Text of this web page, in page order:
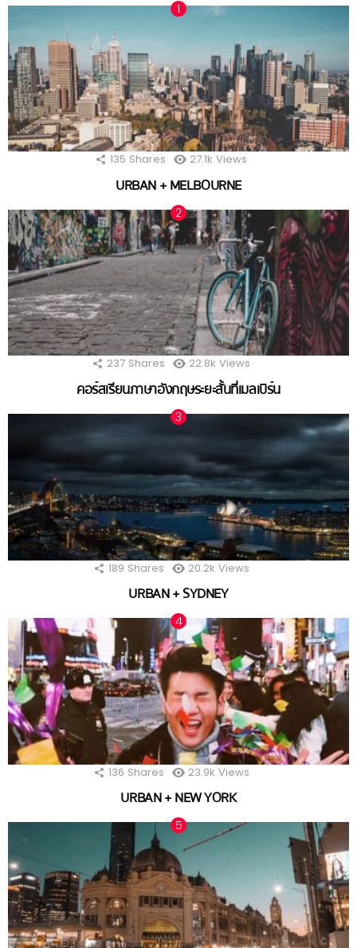
135 Shares 27.1k Views
URBAN + MELBOURNE
237 Shares 22.8k Views
คอร์สเรียนภาษาอังกฤษระยะสั้นที่เมลเบิร์น
189 Shares 20.2k Views
URBAN + SYDNEY
136 Shares 23.9k Views
URBAN + NEW YORK